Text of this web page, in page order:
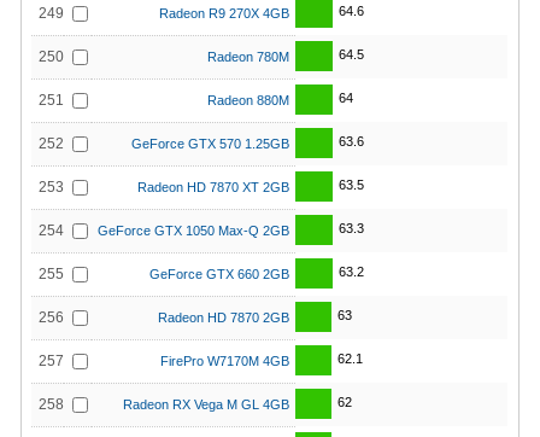
249 Radeon R9 270X 4GB 64.6
250 Radeon 780M 64.5
251 Radeon 880M 64
252 GeForce GTX 570 1.25GB 63.6
253 Radeon HD 7870 XT 2GB 63.5
254 GeForce GTX 1050 Max-Q 2GB 63.3
255 GeForce GTX 660 2GB 63.2
256 Radeon HD 7870 2GB 63
257 FirePro W7170M 4GB 62.1
258 Radeon RX Vega M GL 4GB 62